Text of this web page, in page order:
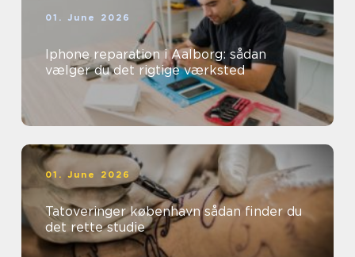
01. June 2026
Iphone reparation i Aalborg: sådan
vælger du det rigtige værksted
01. June 2026
Tatoveringer københavn sådan finder du
det rette studie